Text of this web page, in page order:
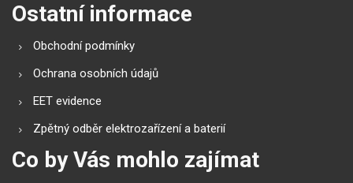
Ostatní informace
Obchodní podmínky
Ochrana osobních údajů
EET evidence
Zpětný odběr elektrozařízení a baterií
Co by Vás mohlo zajímat